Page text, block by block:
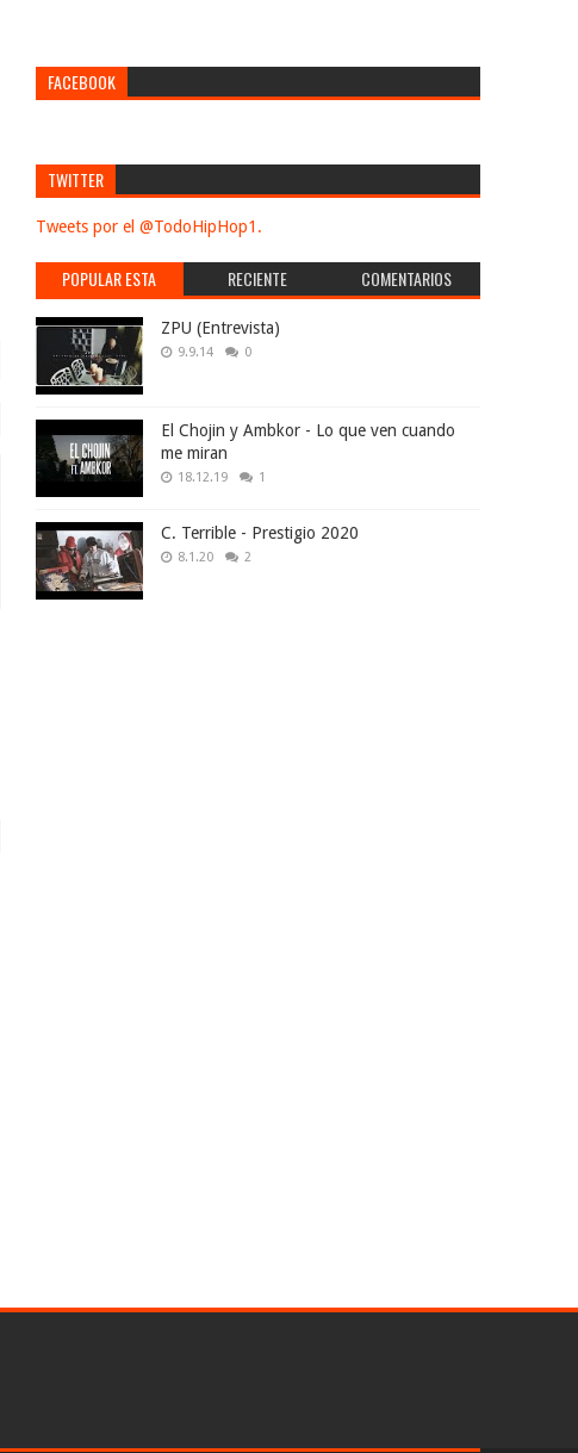
FACEBOOK
TWITTER
Tweets por el @TodoHipHop1.
POPULAR ESTA
SEMANA
RECIENTE COMENTARIOS
ZPU (Entrevista)
9.9.14 0
El Chojin y Ambkor - Lo que ven cuando
me miran
18.12.19 1
C. Terrible - Prestigio 2020
8.1.20 2